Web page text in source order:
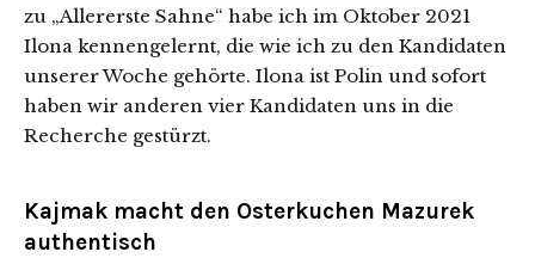
zu „Allererste Sahne“ habe ich im Oktober 2021
Ilona kennengelernt, die wie ich zu den Kandidaten
unserer Woche gehörte. Ilona ist Polin und sofort
haben wir anderen vier Kandidaten uns in die
Recherche gestürzt.
Kajmak macht den Osterkuchen Mazurek
authentisch